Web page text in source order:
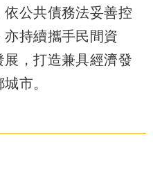
公共債務法妥善控
持續攜手民間資
，打造兼具經濟發
市。